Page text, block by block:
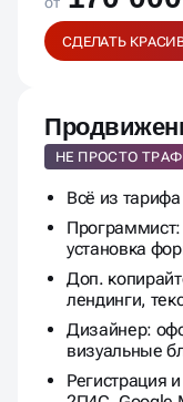
от 170
НЕ ПРОСТО
Всё из
установка
Доп.
лендинги,
Дизайнер:
визуальные